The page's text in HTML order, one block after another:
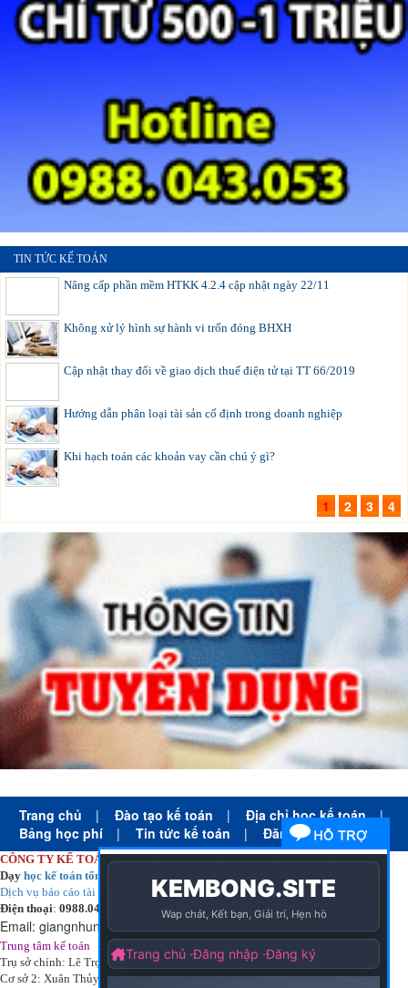
TIN TỨC KẾ TOÁN
Nâng cấp phần mềm HTKK 4.2.4 cập nhật ngày 22/11
Không xử lý hình sự hành vi trốn đóng BHXH
Cập nhật thay đổi về giao dịch thuế điện tử tại TT 66/2019
Hướng dẫn phân loại tài sản cố định trong doanh nghiệp
Khi hạch toán các khoản vay cần chú ý gì?
1 2 3 4
Trang chủ | Đào tạo kế toán | Địa chỉ học kế toán
|
Bảng học phí
| Tin tức kế toán | Đăng ký học
CÔNG TY KẾ TOÁN HÀ NỘI
Dạy học kế toán tổng hợp
Dịch vụ báo cáo tài chính
chuyên nghiệp uy tín giá rẻ
Điện thoại: 0988.043.053
Email: giangnhungkthn@gmail.com
Trung tâm kế toán - Công ty kế toán hà nội ạy tại:
Trụ sở chính: Lê Trọng Tấn - Thanh Xuân - Hà Nội
Cơ sở 2: Xuân Thủy - Cầu Giấy - Hà Nội